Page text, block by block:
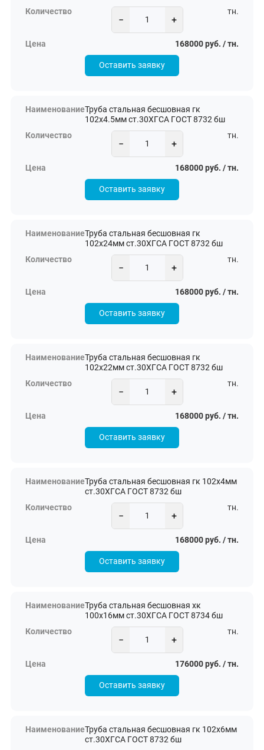
− +
тн.
168000 руб. / тн.
Оставить заявку
Труба стальная бесшовная гк
102х4.5мм ст.30ХГСА ГОСТ 8732 бш
− +
тн.
168000 руб. / тн.
Оставить заявку
Труба стальная бесшовная гк
102х24мм ст.30ХГСА ГОСТ 8732 бш
− +
тн.
168000 руб. / тн.
Оставить заявку
Труба стальная бесшовная гк
102х22мм ст.30ХГСА ГОСТ 8732 бш
− +
тн.
168000 руб. / тн.
Оставить заявку
Труба стальная бесшовная гк 102х4мм
ст.30ХГСА ГОСТ 8732 бш
− +
тн.
168000 руб. / тн.
Оставить заявку
Труба стальная бесшовная хк
100х16мм ст.30ХГСА ГОСТ 8734 бш
− +
тн.
176000 руб. / тн.
Оставить заявку
Труба стальная бесшовная гк 102х6мм
ст.30ХГСА ГОСТ 8732 бш